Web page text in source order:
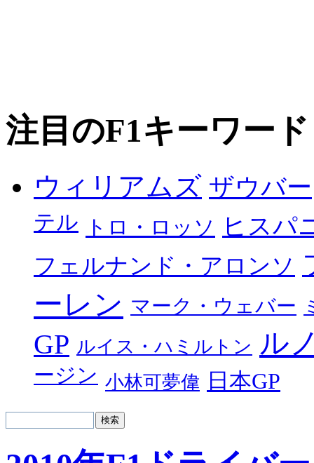
注目のF1キーワード
ウィリアムズ ザウバー
テル トロ・ロッソ ヒスパ
フェルナンド・アロンソ
ーレン マーク・ウェバー
GP ルイス・ハミルトン ル
ージン 小林可夢偉 日本GP